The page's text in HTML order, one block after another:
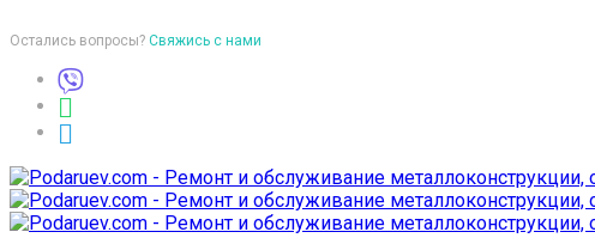
Остались вопросы? Свяжись с нами